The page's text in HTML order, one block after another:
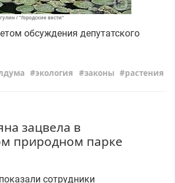
/ "Городские вести"
обсуждения депутатского
экология законы растения
зацвела в
природном парке
сотрудники